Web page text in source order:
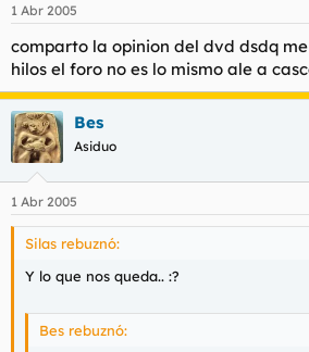
1 Abr 2005
comparto la opinion del dvd dsdq
hilos el foro no es lo mismo ale a
Bes
Asiduo
1 Abr 2005
Silas rebuznó:
Y lo que nos queda.. :?
Bes rebuznó: